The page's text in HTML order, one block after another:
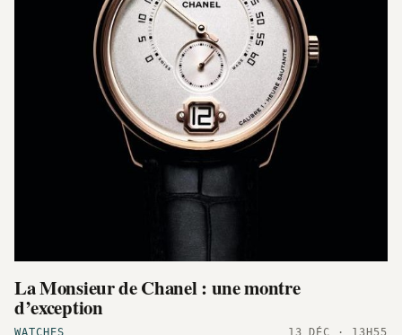
La Monsieur de Chanel : une montre
d’exception